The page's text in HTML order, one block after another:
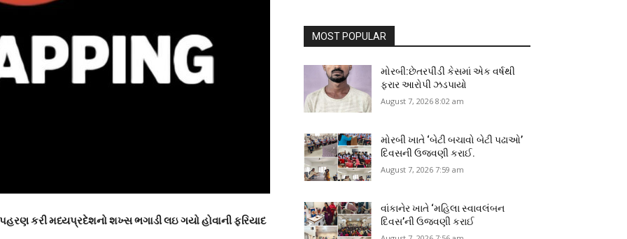
કરી મધ્યપ્રદેશનો શખ્સ ભગાડી લઇ ગયો હોવાની ફરિયાદ
MOST POPULAR
મોરબી:છેતરપીંડી કેસમાં એક વર્ષથી
ફરાર આરોપી ઝડપાયો
August 7, 2026 8:02 am
મોરબી ખાતે ‘બેટી બચાવો બેટી પઢાઓ’
દિવસની ઉજવણી કરાઈ.
August 7, 2026 7:59 am
વાંકાનેર ખાતે ‘મહિલા સ્વાવલંબન
દિવસ’ની ઉજવણી કરાઈ